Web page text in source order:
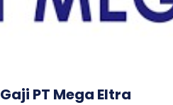
Gaji PT Mega Eltra